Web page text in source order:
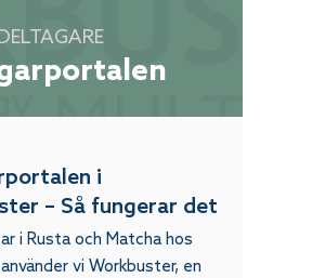
i
– Så fungerar det
i Rusta och Matcha hos
vi Workbuster, en